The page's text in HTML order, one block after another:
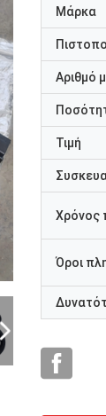
Μάρκα
Αριθμό
Τιμή
Χρόνος
Όροι